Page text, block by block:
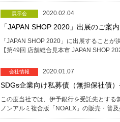
展示会 2020.02.04
「JAPAN SHOP 2020」出展のご案内
「JAPAN SHOP 2020」に出展すること
【第49回 店舗総合見本市 JAPAN SHOP
会社情報 2020.01.07
SDGs企業向け私募債（無担保社債
この度当社では、伊予銀行を受託先とす
ノンアルミ複合版「NOALX」の販売・普